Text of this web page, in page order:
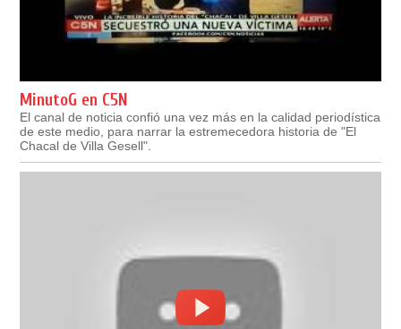
MinutoG en C5N
El canal de noticia confió una vez más en la calidad periodística
de este medio, para narrar la estremecedora historia de "El
Chacal de Villa Gesell".